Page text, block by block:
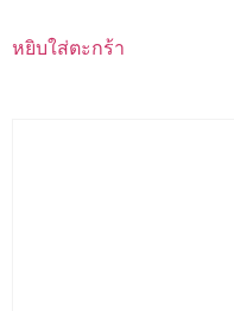
หยิบใส่ตะกร้า